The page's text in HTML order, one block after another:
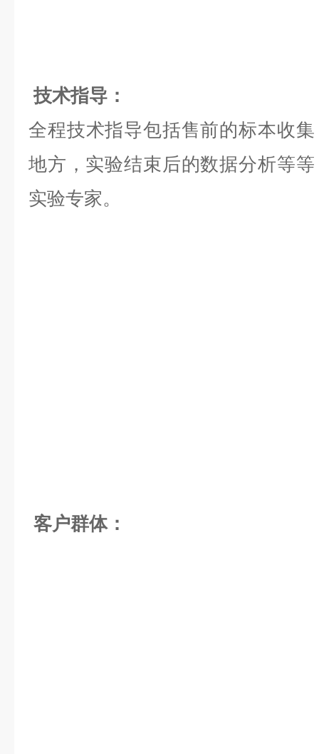
技术指导：
全程技术指导包括售前的标本收
地方，实验结束后的数据分析等
实验专家。
客户群体：